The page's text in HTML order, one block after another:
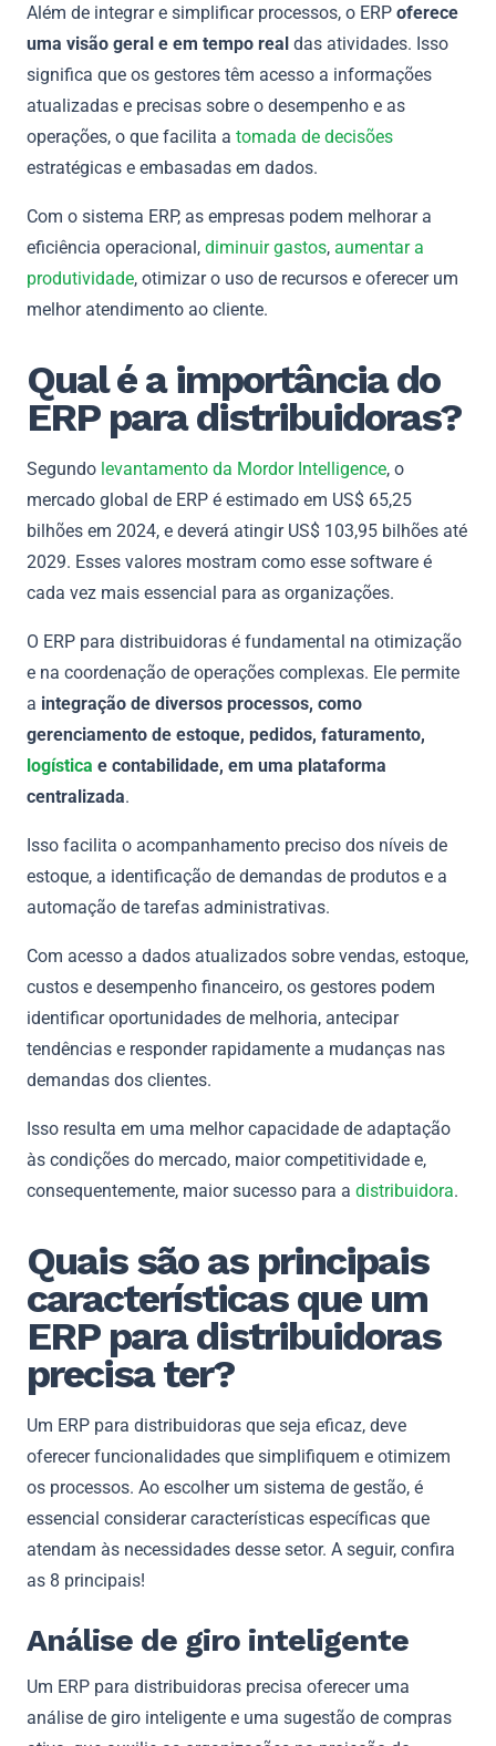
Além de integrar e simplificar processos, o ERP oferece
uma visão geral e em tempo real das atividades. Isso
significa que os gestores têm acesso a informações
atualizadas e precisas sobre o desempenho e as
operações, o que facilita a tomada de decisões
estratégicas e embasadas em dados.
Com o sistema ERP, as empresas podem melhorar a
eficiência operacional, diminuir gastos, aumentar a
produtividade, otimizar o uso de recursos e oferecer um
melhor atendimento ao cliente.
Qual é a importância do
ERP para distribuidoras?
Segundo levantamento da Mordor Intelligence, o
mercado global de ERP é estimado em US$ 65,25
bilhões em 2024, e deverá atingir US$ 103,95 bilhões até
2029. Esses valores mostram como esse software é
cada vez mais essencial para as organizações.
O ERP para distribuidoras é fundamental na otimização
e na coordenação de operações complexas. Ele permite
a integração de diversos processos, como
gerenciamento de estoque, pedidos, faturamento,
logística e contabilidade, em uma plataforma
centralizada.
Isso facilita o acompanhamento preciso dos níveis de
estoque, a identificação de demandas de produtos e a
automação de tarefas administrativas.
Com acesso a dados atualizados sobre vendas, estoque,
custos e desempenho financeiro, os gestores podem
identificar oportunidades de melhoria, antecipar
tendências e responder rapidamente a mudanças nas
demandas dos clientes.
Isso resulta em uma melhor capacidade de adaptação
às condições do mercado, maior competitividade e,
consequentemente, maior sucesso para a distribuidora.
Quais são as principais
características que um
ERP para distribuidoras
precisa ter?
Um ERP para distribuidoras que seja eficaz, deve
oferecer funcionalidades que simplifiquem e otimizem
os processos. Ao escolher um sistema de gestão, é
essencial considerar características específicas que
atendam às necessidades desse setor. A seguir, confira
as 8 principais!
Análise de giro inteligente
Um ERP para distribuidoras precisa oferecer uma
análise de giro inteligente e uma sugestão de compras